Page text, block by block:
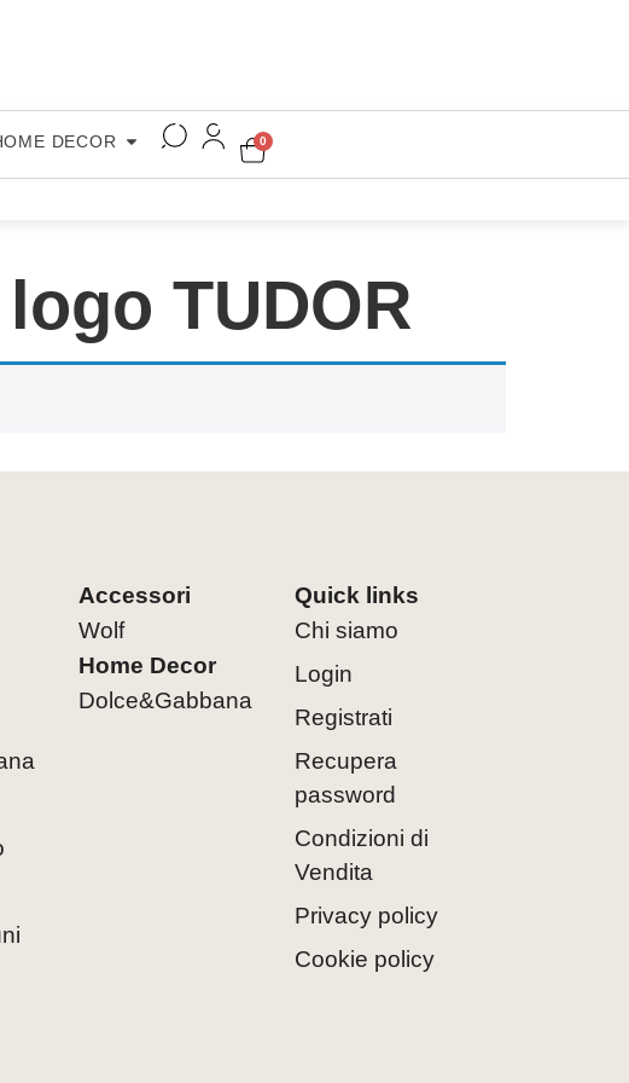
DECOR 0
TUDOR
Accessori
Wolf
Home Decor
Dolce&Gabbana
Quick links
Chi siamo
Login
Registrati
Recupera
password
Condizioni di
Vendita
Privacy policy
Cookie policy